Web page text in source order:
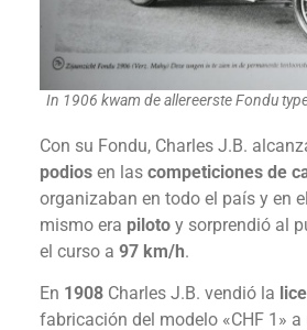
In 1906 kwam de allereerste Fondu
Con su Fondu, Charles J.B.
podios en las competiciones de
organizaban en todo el país y en
mismo era piloto y sorprendió al
el curso a 97 km/h.
En 1908 Charles J.B. vendió la
fabricación del modelo «CHF 1» a